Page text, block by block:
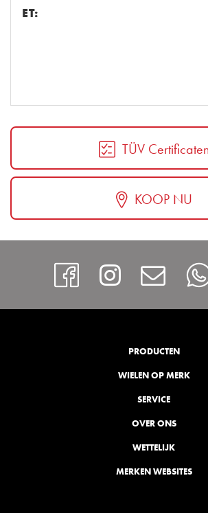
ET:
TÜV Certificaten
KOOP NU
https://
PRODUCTEN
WIELEN OP MERK
SERVICE
OVER ONS
WETTELIJK
MERKEN WEBSITES